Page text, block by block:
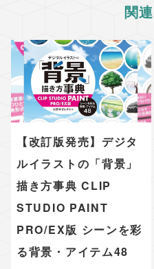
関
【改訂版発売】デジタ
ルイラストの「背景」
描き方事典 CLIP
STUDIO PAINT
PRO/EX版 シーンを彩
る背景・アイテム48